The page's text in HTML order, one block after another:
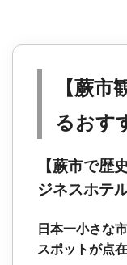
【蕨
るおす
【蕨市で歴
ジネスホテル
日本一小さな
スポットが点